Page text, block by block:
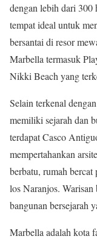
dengan lebih dari 300
tempat ideal untuk
bersantai di resor
Marbella termasuk
Nikki Beach yang
Selain terkenal
memiliki sejarah dan
terdapat Casco
mempertahankan
berbatu, rumah
los Naranjos.
bangunan bersejarah
Marbella adalah kota